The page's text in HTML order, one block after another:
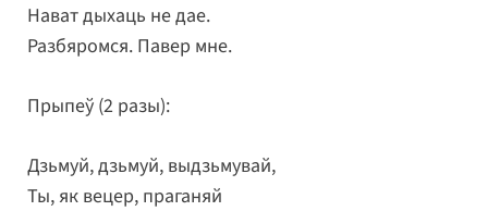
Нават дыхаць не дае.
Разбяромся. Павер мне.
Прыпеў (2 разы):
Дзьмуй, дзьмуй, выдзьмувай,
Ты, як вецер, праганяй